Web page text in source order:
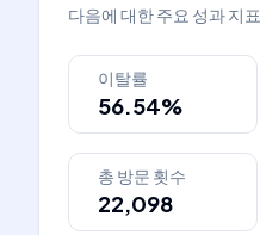
다음에 대한 주요 성과 지표
이탈률
56.54%
총 방문 횟수
22,098